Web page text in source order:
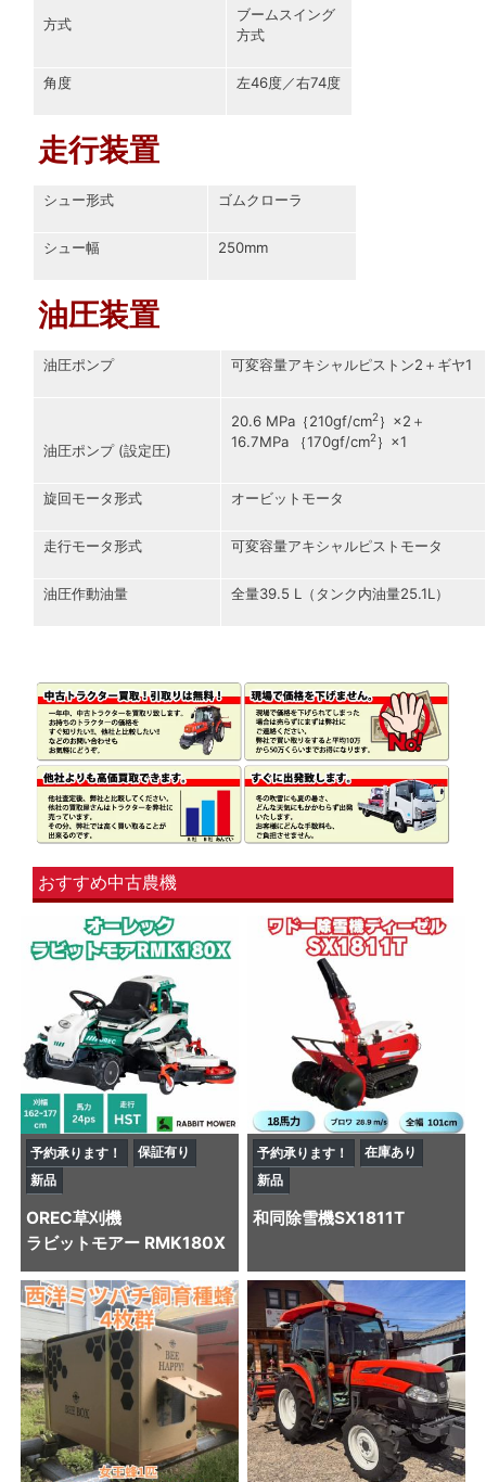
方式
ブームスイング
方式
角度 左46度／右74度
走行装置
シュー形式 ゴムクローラ
シュー幅 250mm
油圧装置
油圧ポンプ 可変容量アキシャルピストン2＋ギヤ1
油圧ポンプ (設定圧)
20.6 MPa｛210gf/cm2 ｝×2＋
16.7MPa ｛170gf/cm2 ｝×1
旋回モータ形式 オービットモータ
走行モータ形式 可変容量アキシャルピストモータ
油圧作動油量 全量39.5 L（タンク内油量25.1L）
おすすめ中古農機
予約承ります！
保証有り
新品
OREC草刈機
ラビットモアー RMK180X
予約承ります！
在庫あり
新品
和同 除雪機SX1811T